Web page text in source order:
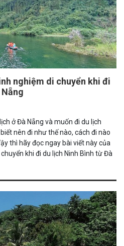
nghiệm di chuyển khi đi
ở Đà Nẵng và muốn đi du lịch
nên đi như thế nào, cách đi nào
thì hãy đọc ngay bài viết này của
khi đi du lịch Ninh Bình từ Đà